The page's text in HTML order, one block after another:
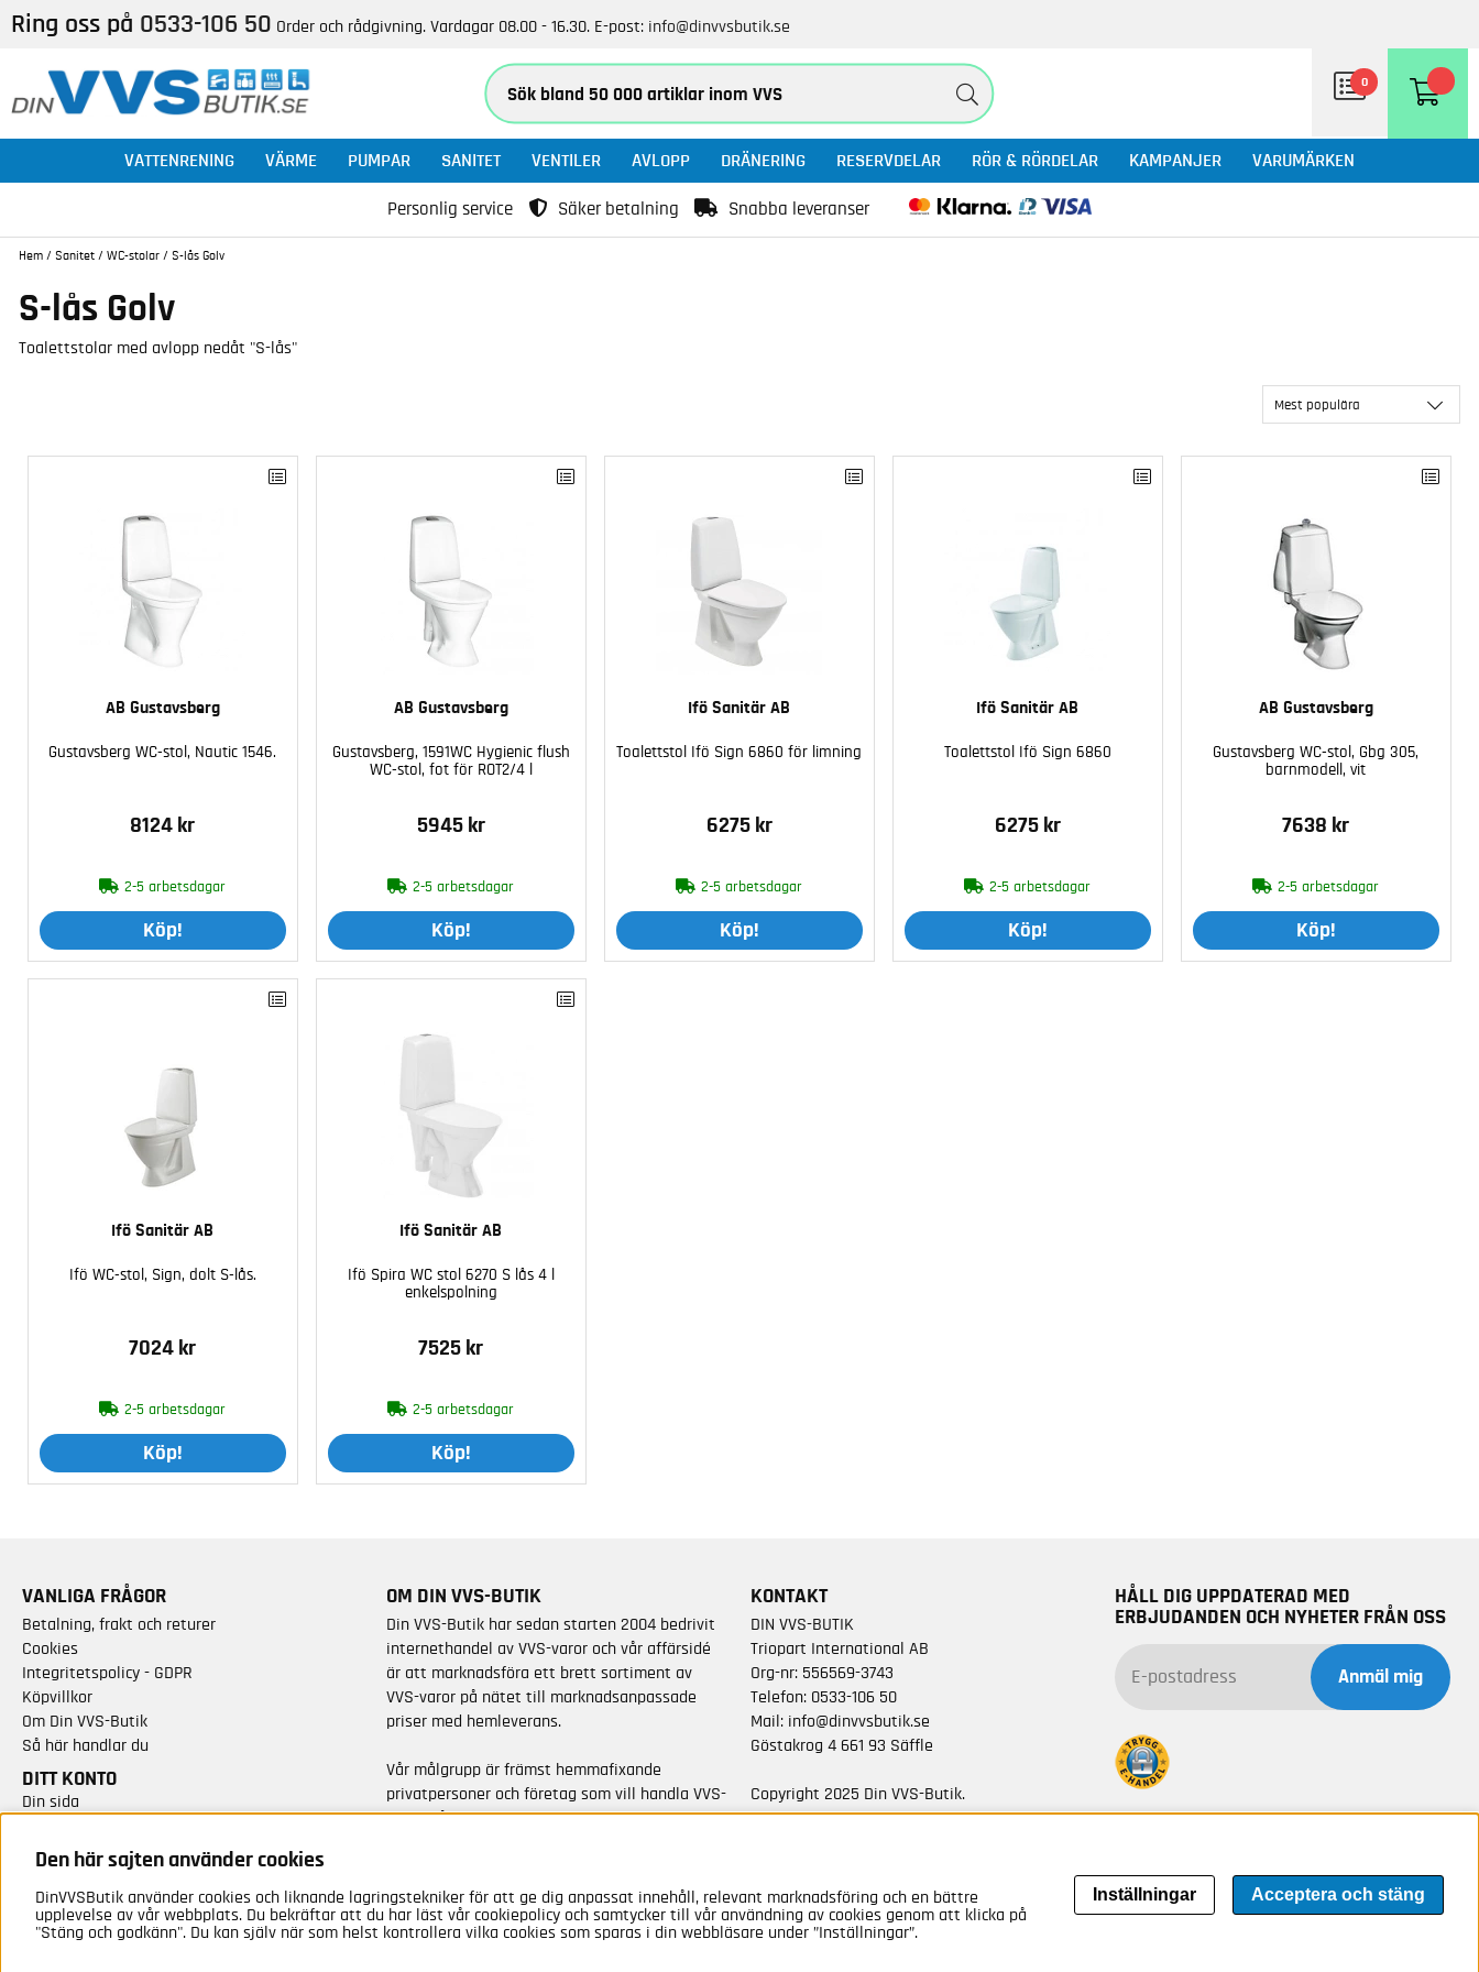
Ring oss på 0533-106 50 Order och rådgivning. Vardagar 08.00 - 16.30. E-post: info@dinvvsbutik.se
0
VATTENRENING VÄRME PUMPAR SANITET VENTILER AVLOPP DRÄNERING RESERVDELAR RÖR & RÖRDELAR KAMPANJER VARUMÄRKEN
Personlig service Säker betalning Snabba leveranser
Hem / Sanitet / WC-stolar / S-lås Golv
S-lås Golv
Toalettstolar med avlopp nedåt "S-lås"
Mest populära
AB Gustavsberg
Gustavsberg WC-stol, Nautic 1546.
8124 kr
2-5 arbetsdagar
Köp!
AB Gustavsberg
Gustavsberg, 1591WC Hygienic flush
WC-stol, fot för ROT2/4 l
5945 kr
2-5 arbetsdagar
Köp!
Ifö Sanitär AB
Toalettstol Ifö Sign 6860 för limning
6275 kr
2-5 arbetsdagar
Köp!
Ifö Sanitär AB
Toalettstol Ifö Sign 6860
6275 kr
2-5 arbetsdagar
Köp!
AB Gustavsberg
Gustavsberg WC-stol, Gbg 305,
barnmodell, vit
7638 kr
2-5 arbetsdagar
Köp!
Ifö Sanitär AB
Ifö WC-stol, Sign, dolt S-lås.
7024 kr
2-5 arbetsdagar
Köp!
Ifö Sanitär AB
Ifö Spira WC stol 6270 S lås 4 l
enkelspolning
7525 kr
2-5 arbetsdagar
Köp!
VANLIGA FRÅGOR
Betalning, frakt och returer
Cookies
Integritetspolicy - GDPR
Köpvillkor
Om Din VVS-Butik
Så här handlar du
DITT KONTO
Din sida
OM DIN VVS-BUTIK
Din VVS-Butik har sedan starten 2004 bedrivit
internethandel av VVS-varor och vår affärsidé
är att marknadsföra ett brett sortiment av
VVS-varor på nätet till marknadsanpassade
priser med hemleverans.
Vår målgrupp är främst hemmafixande
privatpersoner och företag som vill handla VVS-
varor från kända varumärken.
KONTAKT
DIN VVS-BUTIK
Triopart International AB
Org-nr: 556569-3743
Telefon: 0533-106 50
Mail: info@dinvvsbutik.se
Göstakrog 4 661 93 Säffle
Copyright 2025 Din VVS-Butik.
All rights reserved.
HÅLL DIG UPPDATERAD MED
ERBJUDANDEN OCH NYHETER FRÅN OSS
Anmäl mig
Den här sajten använder cookies
DinVVSButik använder cookies och liknande lagringstekniker för att ge dig anpassat innehåll, relevant marknadsföring och en bättre
upplevelse av vår webbplats. Du bekräftar att du har läst vår cookiepolicy och samtycker till vår användning av cookies genom att klicka på
"Stäng och godkänn". Du kan själv när som helst kontrollera vilka cookies som sparas i din webbläsare under ”Inställningar”.
Inställningar Acceptera och stäng